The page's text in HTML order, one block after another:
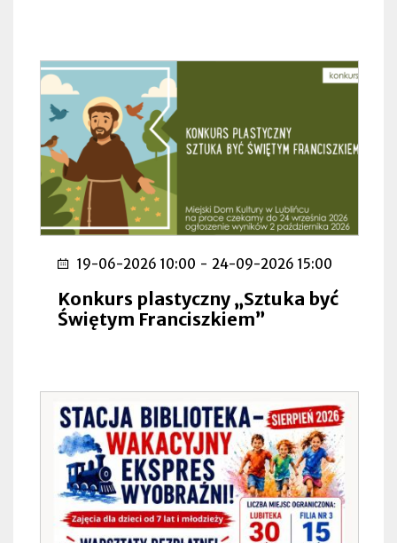
19-06-2026 10:00 - 24-09-2026 15:00
Konkurs plastyczny „Sztuka być
Świętym Franciszkiem”